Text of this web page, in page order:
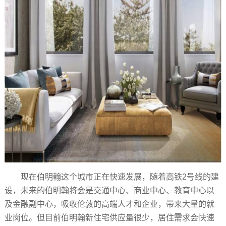
现在伯明翰这个城市正在快速发展，随着高铁2号线的建
设，未来的伯明翰将会是交通中心、商业中心、教育中心以
及金融副中心，吸收伦敦的高端人才和企业，带来大量的就
业岗位。但目前伯明翰新住宅供应量很少，居住需求会快速